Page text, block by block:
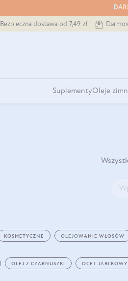
Bezpieczna dostawa od 7,49 zł
SuplementyOleje
KOSMETYCZNE OLEJOWANIE WŁOSÓW
OLEJ Z CZARNUSZKI OCET JABŁKOWY